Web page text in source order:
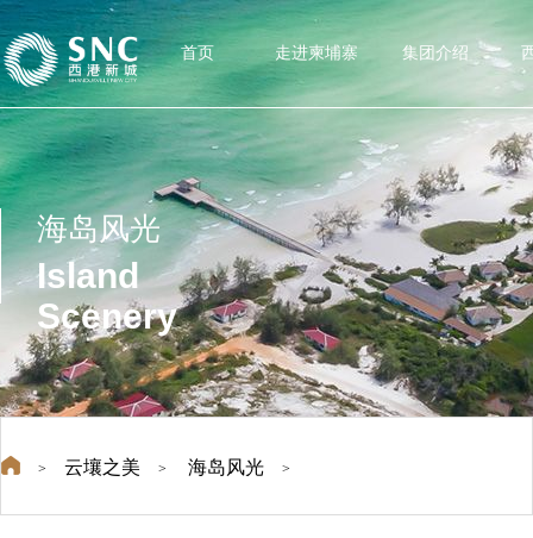
首页 走进柬埔寨 集团介绍
Island
Scenery
海岛风光
> 云壤之美 > 海岛风光 >